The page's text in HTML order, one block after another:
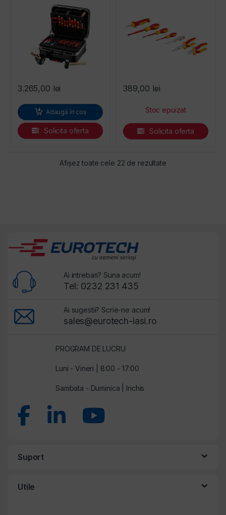
3.265,00 lei
Adaugă în coș
Solicita oferta
389,00 lei
Solicita oferta
Afișez toate cele 22 de rezultateSortat după preț:
Ai intrebari? Suna acum!
Tel: 0232 231 435
Ai sugestii? Scrie-ne acum!
sales@eurotech-iasi.ro
PROGRAM DE LUCRU
Luni - Vineri | 8:00 - 17:00
Sambata - Duminica | Inchis
Suport
Utile